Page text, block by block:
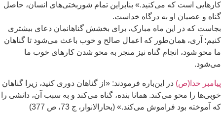
است كه می‌كنيد.» بنابراين تمام شوربختی‌های انسان، حاصل
و عصيان او به درگاه خداست.
كه در اين ماه مبارک، برای بخشش گناهانمان دعای بيشتری
آری، همان‌طور كه اعمال صالح و خوب باعث می‌شود تا گناهان
محو شود، انجام گناه نيز منجر به محو شدن كارهای خوب ما
خدا(ص) در اين‌باره فرمودند: «از گناهان دوری كنيد، زيرا گناهان
را محو می‌كند. همانا بنده، گناه می‌كند و به سبب آن، دانشی را
آموخته بود فراموش می‌كند.» (بحارالانوار،‌ ج 73، ص 377)